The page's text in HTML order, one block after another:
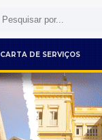
CARTA DE SERVIÇOS